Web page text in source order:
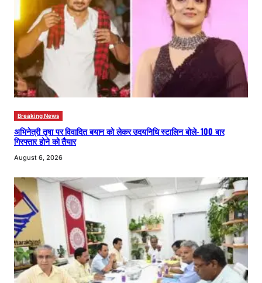
Breaking News
अभिनेत्री तृषा पर विवादित बयान को लेकर उदयनिधि स्टालिन बोले- 100 बार
गिरफ्तार होने को तैयार
August 6, 2026